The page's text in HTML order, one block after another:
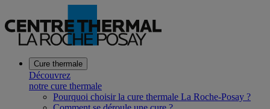
Cure thermale
Découvrez
notre cure thermale
Pourquoi choisir la cure thermale La Roche-Posay ?